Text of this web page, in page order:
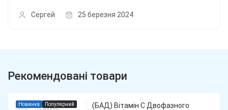
Сергей 25 березня 2024
Рекомендовані товари
Новинка Популярний
(БАД) Вітамін С Двофазного